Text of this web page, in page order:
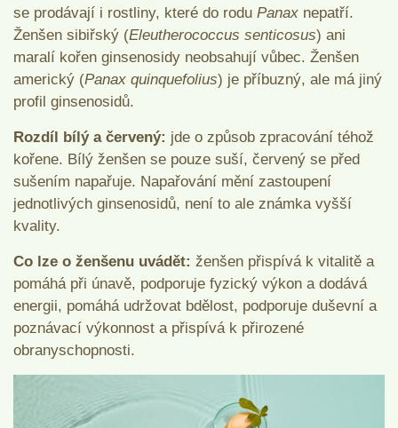
se prodávají i rostliny, které do rodu Panax nepatří.
Ženšen sibiřský (Eleutherococcus senticosus) ani
maralí kořen ginsenosidy neobsahují vůbec. Ženšen
americký (Panax quinquefolius) je příbuzný, ale má jiný
profil ginsenosidů.
Rozdíl bílý a červený: jde o způsob zpracování téhož
kořene. Bílý ženšen se pouze suší, červený se před
sušením napařuje. Napařování mění zastoupení
jednotlivých ginsenosidů, není to ale známka vyšší
kvality.
Co lze o ženšenu uvádět: ženšen přispívá k vitalitě a
pomáhá při únavě, podporuje fyzický výkon a dodává
energii, pomáhá udržovat bdělost, podporuje duševní a
poznávací výkonnost a přispívá k přirozené
obranyschopnosti.